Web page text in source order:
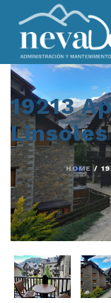
19213
Linsoles
HOME /